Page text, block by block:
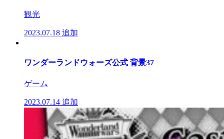
観光
2023.07.18 追加
ワンダーランドウォーズ公式 背景37
ゲーム
2023.07.14 追加